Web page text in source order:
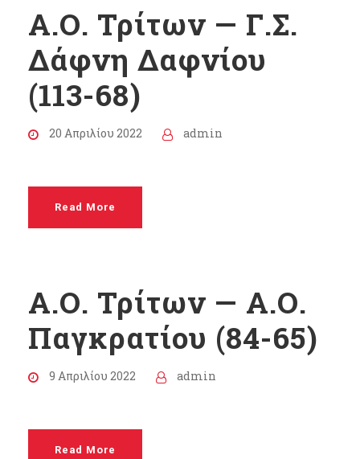
Α.Ο. Τρίτων — Γ.Σ.
Δάφνη Δαφνίου
(113-68)
20 Απριλίου 2022 admin
Read More
Α.Ο. Τρίτων — Α.Ο.
Παγκρατίου (84-65)
9 Απριλίου 2022 admin
Read More